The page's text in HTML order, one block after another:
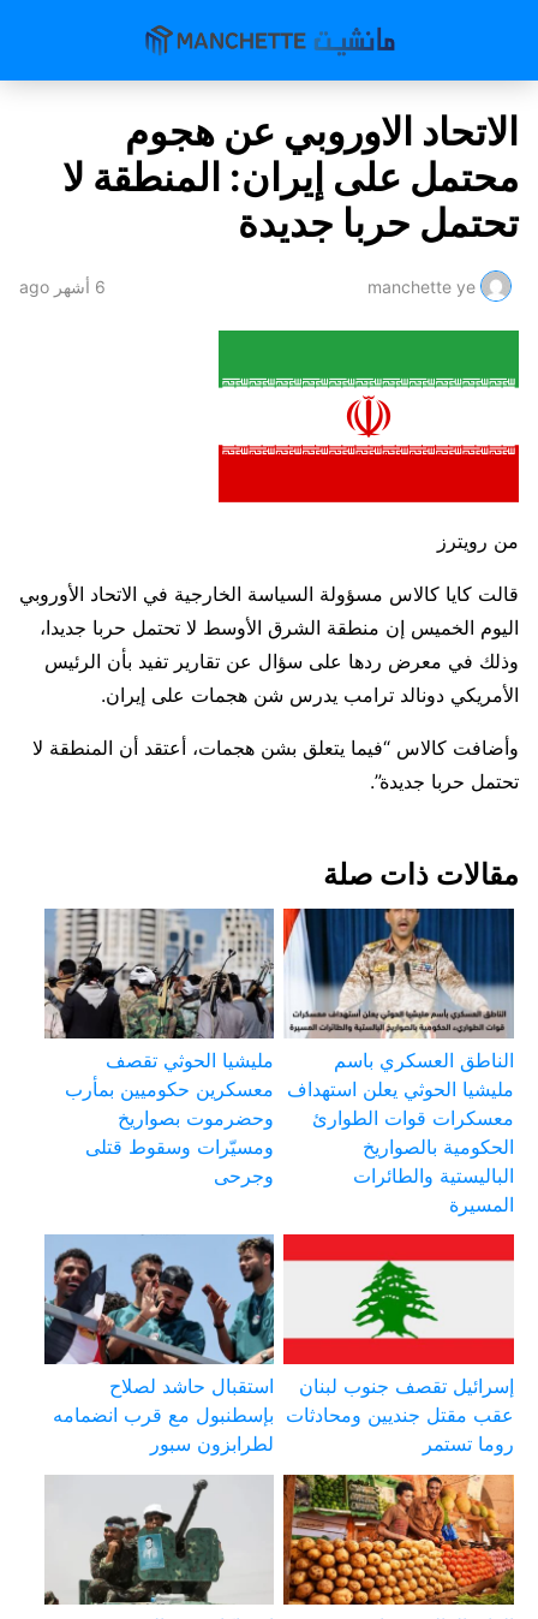
الاتحاد الاوروبي عن هجوم
محتمل على إيران: المنطقة لا
تحتمل حربا جديدة
manchette ye 6 أشهر ago
من رويترز
قالت كايا كالاس مسؤولة السياسة الخارجية في الاتحاد الأوروبي
اليوم الخميس إن منطقة الشرق الأوسط لا تحتمل حربا جديدا،
وذلك في معرض ردها على سؤال عن تقارير تفيد بأن الرئيس
الأمريكي دونالد ترامب يدرس شن هجمات على إيران.
وأضافت كالاس “فيما يتعلق بشن هجمات، أعتقد أن المنطقة لا
تحتمل حربا جديدة”.
مقالات ذات صلة
الناطق العسكري باسم
مليشيا الحوثي يعلن استهداف
معسكرات قوات الطوارئ
الحكومية بالصواريخ
الباليستية والطائرات
المسيرة
مليشيا الحوثي تقصف
معسكرين حكوميين بمأرب
وحضرموت بصواريخ
ومسيّرات وسقوط قتلى
وجرحى
إسرائيل تقصف جنوب لبنان
عقب مقتل جنديين ومحادثات
روما تستمر
استقبال حاشد لصلاح
بإسطنبول مع قرب انضمامه
لطرابزون سبور